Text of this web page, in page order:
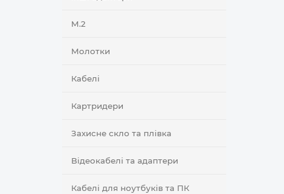
M.2
Молотки
Кабелі
Картридери
Захисне скло та плівка
Відеокабелі та адаптери
Кабелі для ноутбуків та ПК